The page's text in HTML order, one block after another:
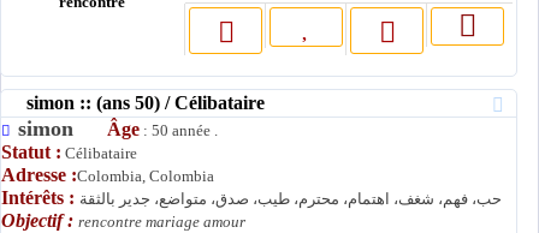
simon :: (ans 50) / Célibataire
simon Âge : 50 année .
Statut : Célibataire
Adresse :Colombia, Colombia
Intérêts : حب، فهم، شغف، اهتمام، محترم، طيب، صدق، متواضع، جدير بالثقة
Objectif : rencontre mariage amour